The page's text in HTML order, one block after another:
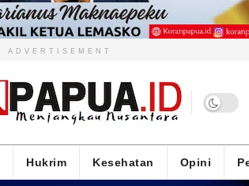
ADVERTISEMENT
Hukrim Kesehatan Opini